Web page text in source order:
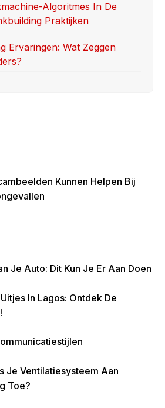
Algoritmes In De
Praktijken
Ervaringen: Wat Zeggen
Kunnen Helpen Bij
Je Auto: Dit Kun Je Er Aan Doen
In Lagos: Ontdek De
Je Ventilatiesysteem Aan
Toe?